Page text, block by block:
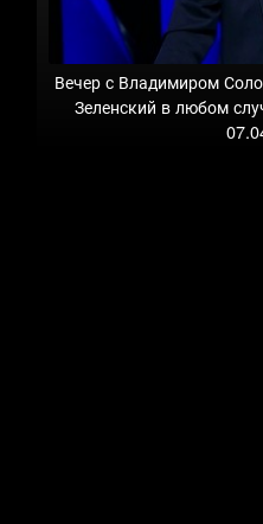
Вечер с Владимиром
Зеленский в любом